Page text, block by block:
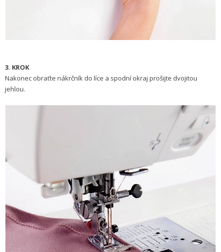
3. KROK
Nakonec obraťte nákrčník do líce a spodní okraj prošijte dvojitou
jehlou.